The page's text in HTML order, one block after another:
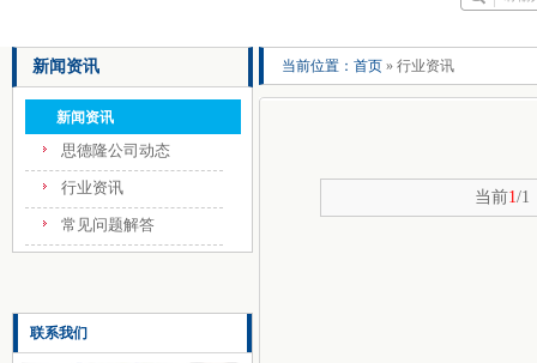
新闻资讯
新闻资讯
思德隆公司动态
行业资讯
常见问题解答
联系我们
当前位置： 首页 » 行业资讯
当前1/1